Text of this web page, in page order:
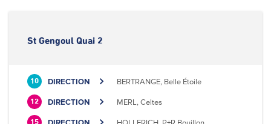
St Gengoul Quai 2
10 DIRECTION BERTRANGE, Belle Étoile
12 DIRECTION MERL, Celtes
DIRECTION HOLLERICH, P+R Bouillon